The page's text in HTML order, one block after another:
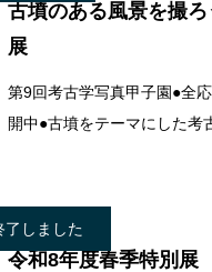
古墳のある風景を撮
展
第9回考古学写真甲子園●全
開中●古墳をテーマにした考
了しました
令和8年度春季特別展